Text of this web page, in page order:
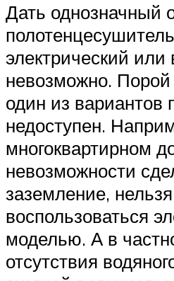
Дать однозначный
электрический или
невозможно. Порой
один из вариантов
недоступен.
многоквартирном
невозможности
заземление, нельзя
воспользоваться
моделью. А в
отсутствия